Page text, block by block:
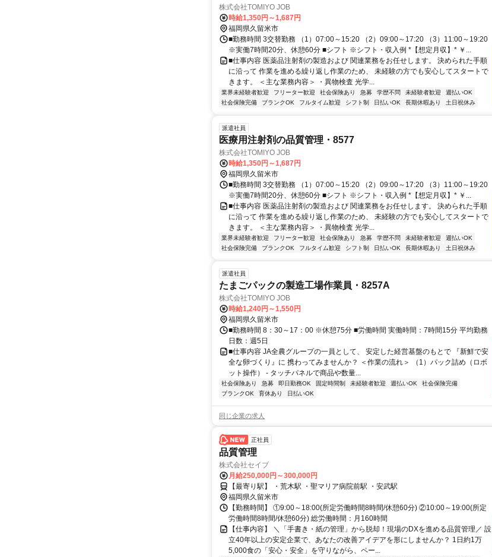
株式会社TOMIYO JOB
時給1,350円～1,687円
福岡県久留米市
■勤務時間 3交替勤務 （1）07:00～15:20 （2）09:00～17:20 （3）11:00～19:20
※実働7時間20分、休憩60分 ■シフト ※シフト・収入例 *【想定月収】* ￥...
■仕事内容 医薬品注射剤の製造および 関連業務をお任せします。 決められた手順
に沿って 作業を進める繰り返し作業のため、 未経験の方でも安心してスタートで
きます。 ＜主な業務内容＞ ・異物検査 光学...
業界未経験者歓迎 フリーター歓迎 社会保険あり 急募 学歴不問 未経験者歓迎
週払いOK
社会保険完備
ブランクOK フルタイム歓迎 シフト制 日払いOK 長期休暇あり 土日祝休み
派遣社員
医療用注射剤の品質管理・8577
株式会社TOMIYO JOB
時給1,350円～1,687円
福岡県久留米市
■勤務時間 3交替勤務 （1）07:00～15:20 （2）09:00～17:20 （3）11:00～19:20
※実働7時間20分、休憩60分 ■シフト ※シフト・収入例 *【想定月収】* ￥...
■仕事内容 医薬品注射剤の製造および 関連業務をお任せします。 決められた手順
に沿って 作業を進める繰り返し作業のため、 未経験の方でも安心してスタートで
きます。 ＜主な業務内容＞ ・異物検査 光学...
業界未経験者歓迎 フリーター歓迎 社会保険あり 急募 学歴不問 未経験者歓迎
週払いOK
社会保険完備
ブランクOK フルタイム歓迎 シフト制 日払いOK 長期休暇あり 土日祝休み
派遣社員
たまごパックの製造工場作業員・8257A
株式会社TOMIYO JOB
時給1,240円～1,550円
福岡県久留米市
■勤務時間 8：30～17：00 ※休憩75分 ■労働時間 実働時間：7時間15分 平均勤務
日数：週5日
■仕事内容 JA全農グループの一員として、 安定した経営基盤のもとで 『新鮮で安
全な卵づくり』に 携わってみませんか？ ＜作業の流れ＞ （1）パック詰め（ロボ
ット操作） - タッチパネルで商品や数量...
社会保険あり 急募 即日勤務OK 固定時間制 未経験者歓迎 週払いOK
社会保険完備
ブランクOK
育休あり 日払いOK
同じ企業の求人
正社員
品質管理
株式会社セイブ
月給250,000円～300,000円
【最寄り駅】 ・荒木駅 ・聖マリア病院前駅 ・安武駅
福岡県久留米市
【勤務時間】 ①9:00～18:00(所定労働時間8時間/休憩60分) ②10:00～19:00(所定
労働時間8時間/休憩60分) 総労働時間：月160時間
【仕事内容】 ＼「手書き・紙の管理」から脱却！現場のDXを進める品質管理／ 設
立40年以上の安定企業で、あなたの改善アイデアを形にしませんか？ 1日約1万
5,000食の「安心・安全」を守りながら、ペー...